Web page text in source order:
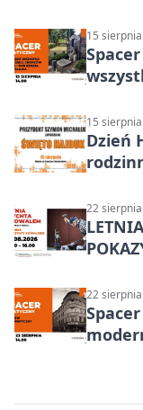
15
15
Dzień
22
22